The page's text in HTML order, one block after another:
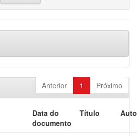
Anterior 1 Próximo
Data do
documento
Título